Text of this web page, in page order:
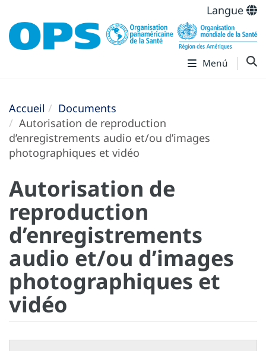
Langue
Menú
Accueil
Documents
Autorisation de reproduction
d’enregistrements audio et/ou d’images
photographiques et vidéo
Autorisation de
reproduction
d’enregistrements
audio et/ou d’images
photographiques et
vidéo